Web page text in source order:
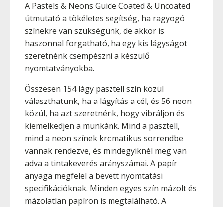
A Pastels & Neons Guide Coated & Uncoated
útmutató a tökéletes segítség, ha ragyogó
színekre van szükségünk, de akkor is
haszonnal forgatható, ha egy kis lágyságot
szeretnénk csempészni a készülő
nyomtatványokba.
Összesen 154 lágy pasztell szín közül
választhatunk, ha a lágyítás a cél, és 56 neon
közül, ha azt szeretnénk, hogy vibráljon és
kiemelkedjen a munkánk. Mind a pasztell,
mind a neon színek kromatikus sorrendbe
vannak rendezve, és mindegyiknél meg van
adva a tintakeverés arányszámai. A papír
anyaga megfelel a bevett nyomtatási
specifikációknak. Minden egyes szín mázolt és
mázolatlan papíron is megtalálható. A